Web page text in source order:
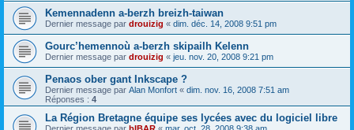
Kemennadenn a-berzh breizh-taiwan
Dernier message par drouizig « dim. déc. 14, 2008 9:51 pm
Gourc’hemennoù a-berzh skipailh Kelenn
Dernier message par drouizig « jeu. nov. 20, 2008 9:21 pm
Penaos ober gant Inkscape ?
Dernier message par Alan Monfort « dim. nov. 16, 2008 7:51 am
Réponses : 4
La Région Bretagne équipe ses lycées avec du logiciel libre